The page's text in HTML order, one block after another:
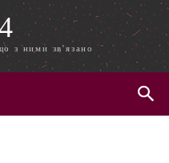
з ними зв'язано